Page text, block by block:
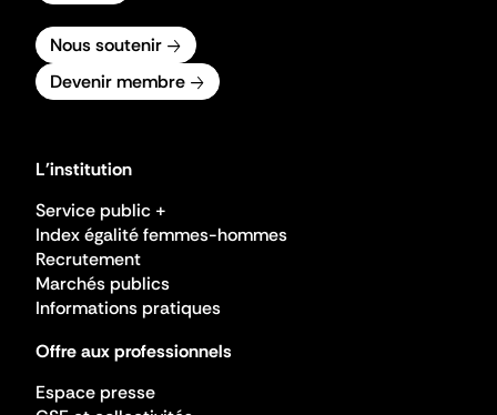
Nous soutenir
Devenir membre
L'institution
Service public +
Index égalité femmes-hommes
Recrutement
Marchés publics
Informations pratiques
Offre aux professionnels
Espace presse